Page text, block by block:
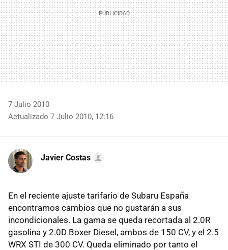
7 Julio 2010
Actualizado 7 Julio 2010, 12:16
Javier Costas
En el reciente ajuste tarifario de Subaru España
encontramos cambios que no gustarán a sus
incondicionales. La gama se queda recortada al 2.0R
gasolina y 2.0D Boxer Diesel, ambos de 150 CV, y el 2.5
WRX STI de 300 CV. Queda eliminado por tanto el